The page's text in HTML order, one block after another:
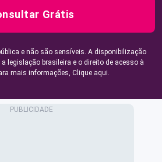
Grátis
e não são sensíveis. A disponibilização
legislação brasileira e o direito de acesso à
mais informações, Clique aqui.